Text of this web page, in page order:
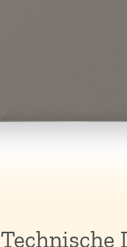
Technische